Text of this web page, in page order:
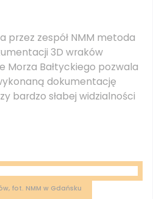
przez zespół NMM metoda
3D wraków
Morza Bałtyckiego pozwala
dokumentację
bardzo słabej widzialności
fot. NMM w Gdańsku